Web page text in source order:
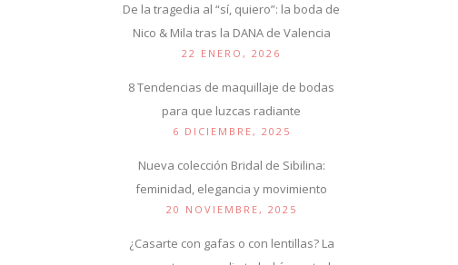
De la tragedia al “sí, quiero”: la boda de
Nico & Mila tras la DANA de Valencia
22 ENERO, 2026
8 Tendencias de maquillaje de bodas
para que luzcas radiante
6 DICIEMBRE, 2025
Nueva colección Bridal de Sibilina:
feminidad, elegancia y movimiento
20 NOVIEMBRE, 2025
¿Casarte con gafas o con lentillas? La